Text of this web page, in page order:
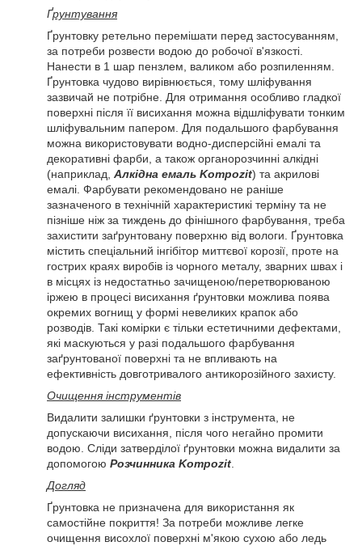
Ґрунтування
Ґрунтовку ретельно перемішати перед застосуванням,
за потреби розвести водою до робочої в'язкості.
Нанести в 1 шар пензлем, валиком або розпиленням.
Ґрунтовка чудово вирівнюється, тому шліфування
зазвичай не потрібне. Для отримання особливо гладкої
поверхні після її висихання можна відшліфувати тонким
шліфувальним папером. Для подальшого фарбування
можна використовувати водно-дисперсійні емалі та
декоративні фарби, а також органорозчинні алкідні
(наприклад, Алкідна емаль Kompozit) та акрилові
емалі. Фарбувати рекомендовано не раніше
зазначеного в технічній характеристикі терміну та не
пізніше ніж за тиждень до фінішного фарбування, треба
захистити заґрунтовану поверхню від вологи. Ґрунтовка
містить спеціальний інгібітор миттєвої корозії, проте на
гострих краях виробів із чорного металу, зварних швах і
в місцях із недостатньо зачищеною/перетворюваною
іржею в процесі висихання ґрунтовки можлива поява
окремих вогнищ у формі невеликих крапок або
розводів. Такі комірки є тільки естетичними дефектами,
які маскуються у разі подальшого фарбування
заґрунтованої поверхні та не впливають на
ефективність довготривалого антикорозійного захисту.
Очищення інструментів
Видалити залишки ґрунтовки з інструмента, не
допускаючи висихання, після чого негайно промити
водою. Сліди затверділої ґрунтовки можна видалити за
допомогою Розчинника Kompozit
Догляд
Ґрунтовка не призначена для використання як
самостійне покриття! За потреби можливе легке
очищення висохлої поверхні м'якою сухою або ледь